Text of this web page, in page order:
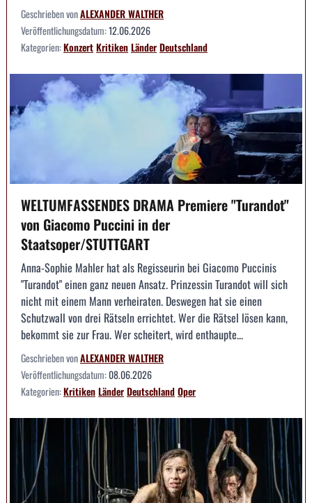
Geschrieben vonALEXANDER WALTHER
Veröffentlichungsdatum:12.06.2026
Kategorien:KonzertKritikenLänderDeutschland
WELTUMFASSENDES DRAMA Premiere "Turandot"
von Giacomo Puccini in der
Staatsoper/STUTTGART
Anna-Sophie Mahler hat als Regisseurin bei Giacomo Puccinis
"Turandot" einen ganz neuen Ansatz. Prinzessin Turandot will sich
nicht mit einem Mann verheiraten. Deswegen hat sie einen
Schutzwall von drei Rätseln errichtet. Wer die Rätsel lösen kann,
bekommt sie zur Frau. Wer scheitert, wird enthaupte...
Geschrieben vonALEXANDER WALTHER
Veröffentlichungsdatum:08.06.2026
Kategorien:KritikenLänderDeutschlandOper